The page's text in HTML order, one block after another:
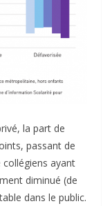
la part de
passant de
collégiens ayant
diminué (de
dans le public.